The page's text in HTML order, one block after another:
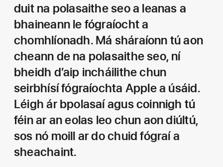
duit na polasaithe seo a leanas a
bhaineann le fógraíocht a
chomhlíonadh. Má sháraíonn tú aon
cheann de na polasaithe seo, ní
bheidh d’aip incháilithe chun
seirbhísí fógraíochta Apple a úsáid.
Léigh ár bpolasaí agus coinnigh tú
féin ar an eolas leo chun aon diúltú,
sos nó moill ar do chuid fógraí a
sheachaint.